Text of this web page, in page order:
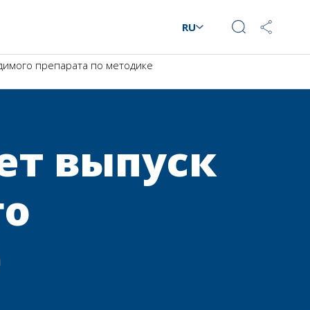
RU
препарата по методике
выпуск